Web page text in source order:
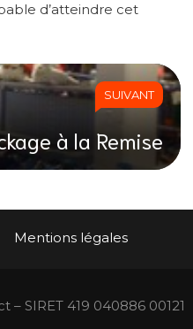
d’atteindre cet
SUIVANT
à la Remise
Mentions légales
SIRET 419 040886 00121